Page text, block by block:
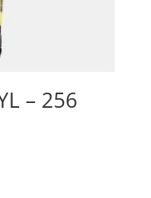
– 256